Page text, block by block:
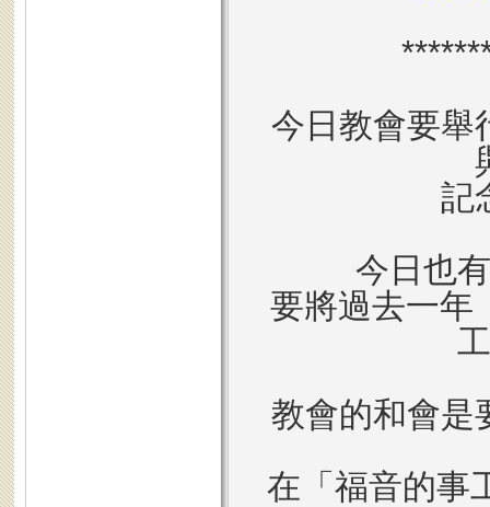
今日教會要舉
記
今日也
要將過去一年
教會的和會是
在「福音的事